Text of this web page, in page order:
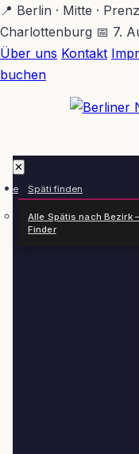
Zum
Hauptinhalt
springen
📍 Berlin · Mitte ·
Charlottenburg 📅 7.
Über uns Kontakt
buchen
✕
Späti finden
Alle Spätis nach Bezirk –
Finder